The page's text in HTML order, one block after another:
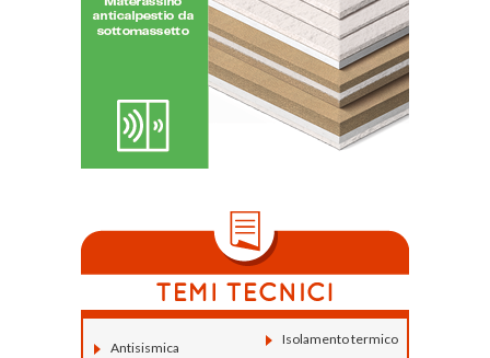
Antisismica
Isolamento termico